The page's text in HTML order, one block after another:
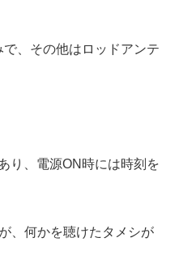
、その他はロッドアンテ
り、電源ON時には時刻を
、何かを聴けたタメシが